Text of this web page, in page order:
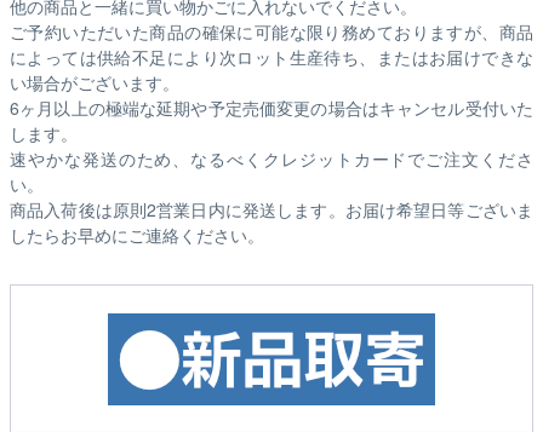
他の商品と一緒に買い物かごに入れないでください。
ご予約いただいた商品の確保に可能な限り務めておりますが、商品
によっては供給不足により次ロット生産待ち、またはお届けできな
い場合がございます。
6ヶ月以上の極端な延期や予定売価変更の場合はキャンセル受付いた
します。
速やかな発送のため、なるべくクレジットカードでご注文くださ
い。
商品入荷後は原則2営業日内に発送します。お届け希望日等ございま
したらお早めにご連絡ください。